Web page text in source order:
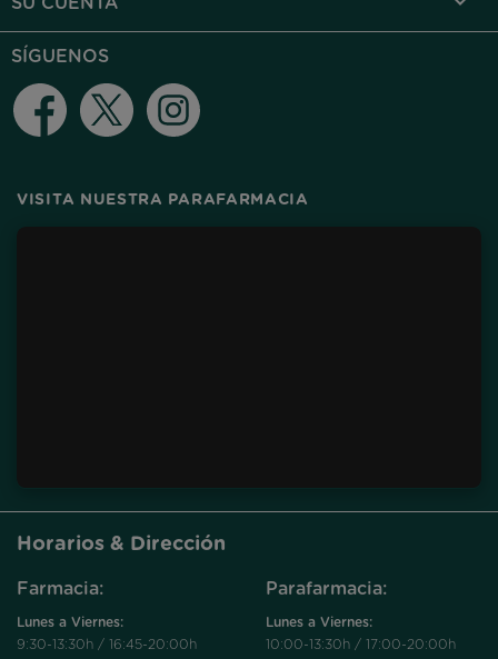
SU CUENTA
SÍGUENOS
Facebook Twitter
VISITA NUESTRA PARAFARMACIA
Horarios & Dirección
Farmacia:
Lunes a Viernes:
9:30-13:30h / 16:45-20:00h
Parafarmacia:
Lunes a Viernes:
10:00-13:30h / 17:00-20:00h